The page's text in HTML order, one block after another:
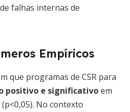
falhas internas de
Empíricos
que programas de CSR para
positivo e significativoem
No contexto